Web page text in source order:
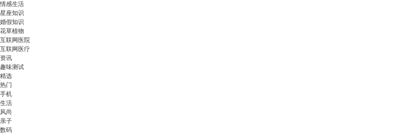
情感生活
星座知识
婚假知识
花草植物
互联网医院
互联网医疗
资讯
趣味测试
精选
热门
手机
生活
风尚
亲子
数码